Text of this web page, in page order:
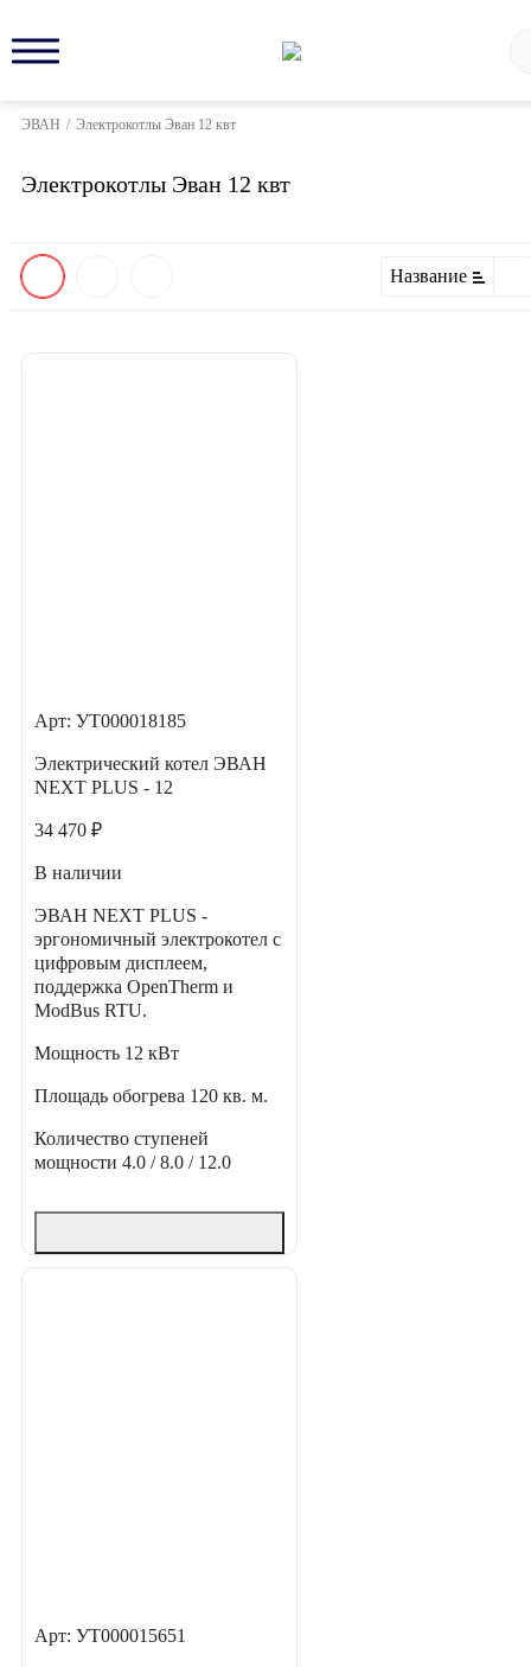
ЭВАН / Электрокотлы Эван 12 квт
Электрокотлы Эван 12 квт
Название
Арт: УТ000018185
Электрический котел ЭВАН
NEXT PLUS - 12
34 470 ₽
В наличии
ЭВАН NEXT PLUS -
эргономичный электрокотел с
цифровым дисплеем,
поддержка OpenTherm и
ModBus RTU.
Мощность 12 кВт
Площадь обогрева 120 кв. м.
Количество ступеней
мощности 4.0 / 8.0 / 12.0
Арт: УТ000015651